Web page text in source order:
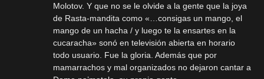
Molotov. Y que no se le olvide a la gente que la joya
de Rasta-mandita como «…consigas un mango, el
mango de un hacha / y luego te la ensartes en la
cucaracha» sonó en televisión abierta en horario
todo usuario. Fue la gloria. Además que por
mamarrachos y mal organizados no dejaron cantar a